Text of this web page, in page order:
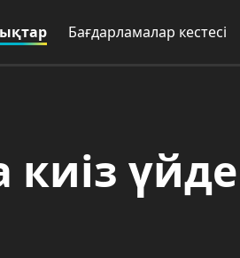
Бағдарламалар кестесі